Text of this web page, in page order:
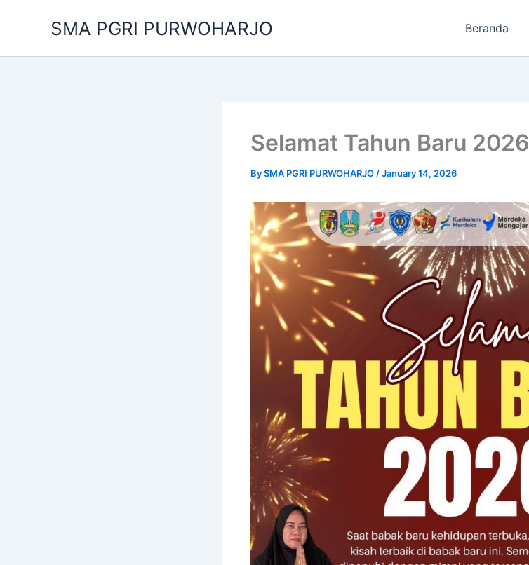
SMA PGRI PURWOHARJO Beranda
Selamat Tahun Baru 2026
BySMA PGRI PURWOHARJO /January 14, 2026